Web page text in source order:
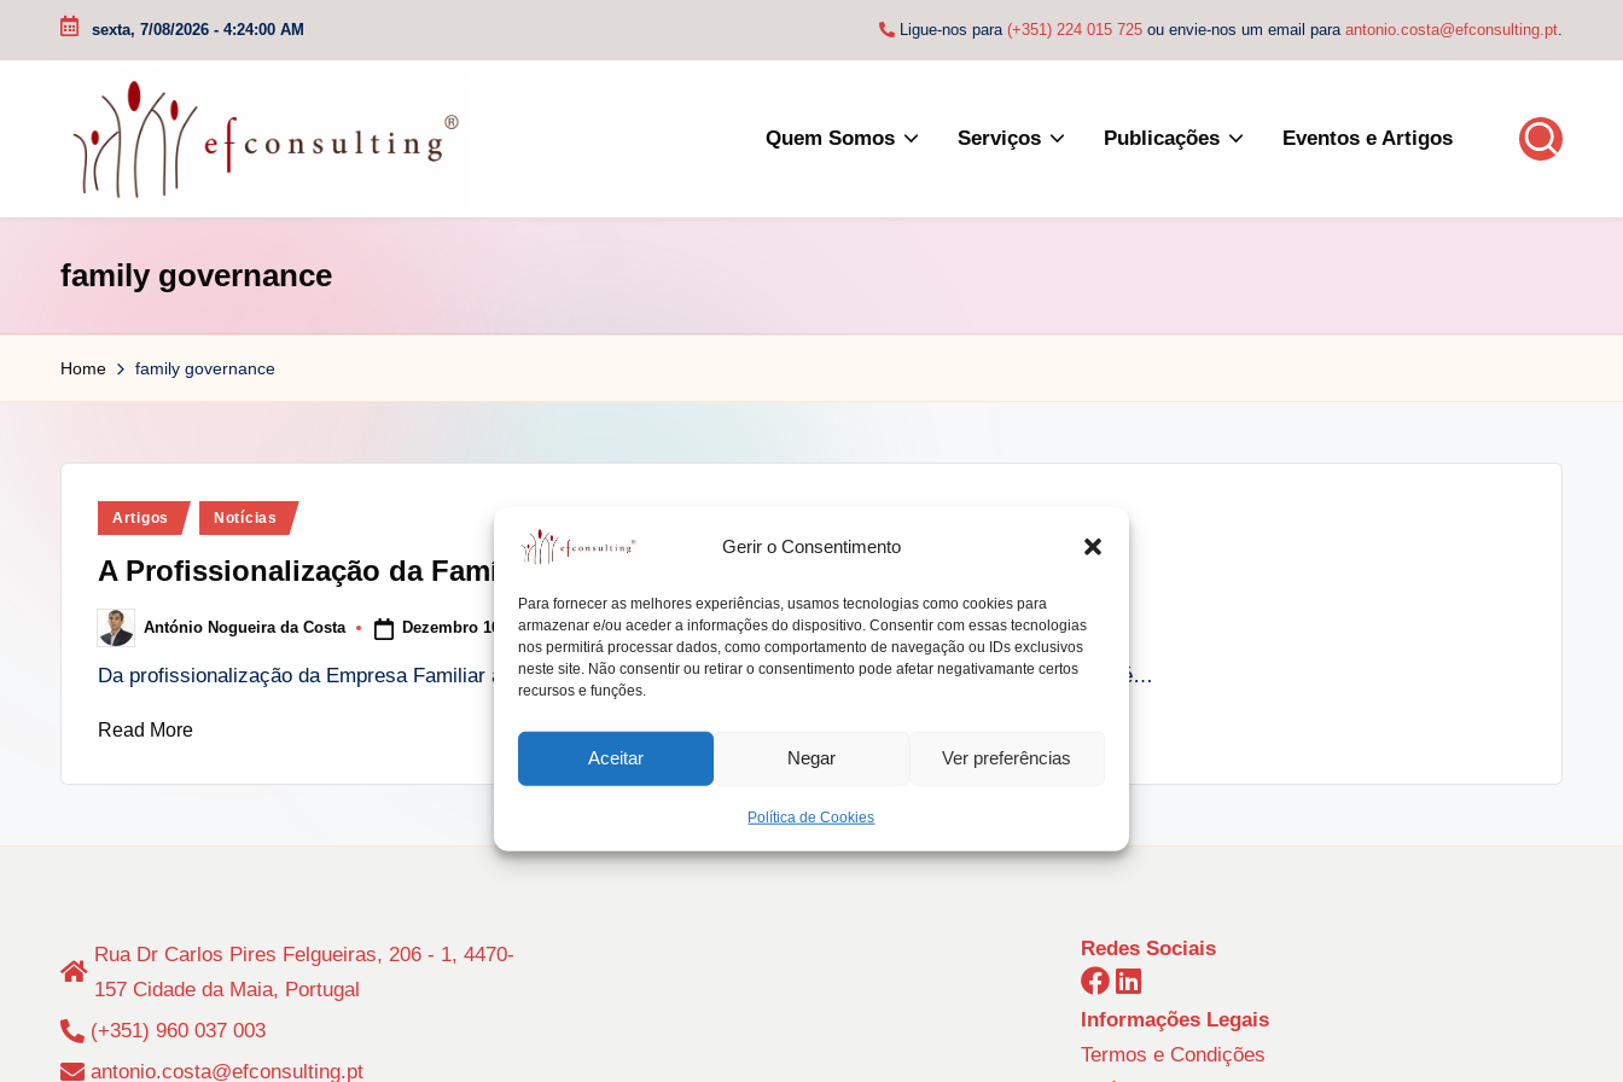
Gerir o Consentimento
Para fornecer as melhores experiências, usamos tecnologias como cookies para
armazenar e/ou aceder a informações do dispositivo. Consentir com essas tecnologias
nos permitirá processar dados, como comportamento de navegação ou IDs exclusivos
neste site. Não consentir ou retirar o consentimento pode afetar negativamante certos
recursos e funções.
Aceitar Negar Ver preferências
Política de Cookies
Skip
sexta, 7/08/2026 - 4:24:00 AM Ligue-nos para (+351) 224 015 725 ou envie-nos um email para antonio.costa@efconsulting.pt.
f
c
o
.
p
Quem Somos Serviços Publicações Eventos e Artigos
family governance
Home family governance
Posted
Artigos Notícias
A Profissionalização da Família Empresária®
Posted
by
António Nogueira da Costa Dezembro 10, 2021
Da profissionalização da Empresa Familiar à profissionalização da Família Empresária® Na Empresa Familiar já é…
Read More
Rua Dr Carlos Pires Felgueiras, 206 - 1, 4470-
157 Cidade da Maia, Portugal
(+351) 960 037 003
antonio.costa@efconsulting.pt
Redes Sociais
Informações Legais
Termos e Condições